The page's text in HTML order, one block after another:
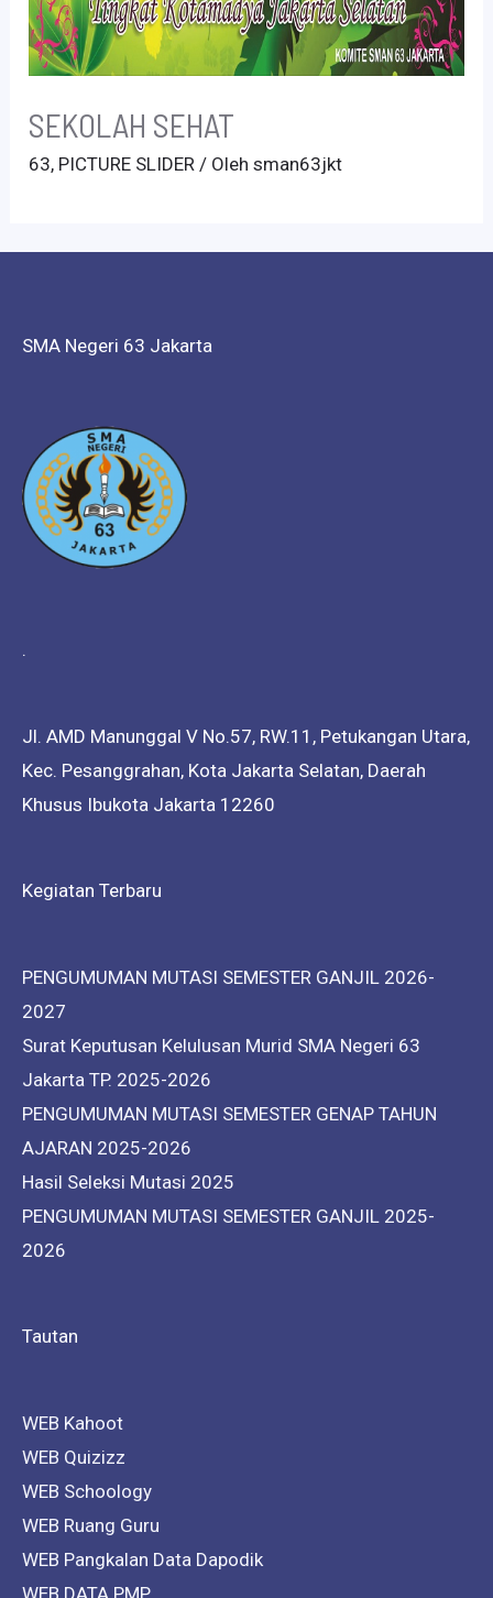
SEKOLAH SEHAT
63, PICTURE SLIDER / Olehsman63jkt
SMA Negeri 63 Jakarta
.
Jl. AMD Manunggal V No.57, RW.11, Petukangan Utara,
Kec. Pesanggrahan, Kota Jakarta Selatan, Daerah
Khusus Ibukota Jakarta 12260
Kegiatan Terbaru
PENGUMUMAN MUTASI SEMESTER GANJIL 2026-
2027
Surat Keputusan Kelulusan Murid SMA Negeri 63
Jakarta TP. 2025-2026
PENGUMUMAN MUTASI SEMESTER GENAP TAHUN
AJARAN 2025-2026
Hasil Seleksi Mutasi 2025
PENGUMUMAN MUTASI SEMESTER GANJIL 2025-
2026
Tautan
WEB Kahoot
WEB Quizizz
WEB Schoology
WEB Ruang Guru
WEB Pangkalan Data Dapodik